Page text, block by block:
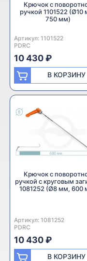
Крючок с
ручкой 1101522 (Ø10
750 мм)
Артикул: 1101522
Производитель:
PDRC
10 430 ₽
В КОРЗИНУ
Крючок с
ручкой с круговым
1081252 (Ø8 мм, 600
Артикул: 1081252
Производитель:
PDRC
10 430 ₽
В КОРЗИНУ